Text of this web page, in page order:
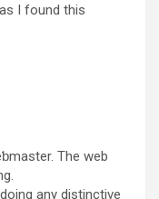
I found this
The web
any distinctіve